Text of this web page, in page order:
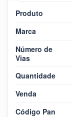
Produto
Marca
Número de
Vias
Quantidade
Venda
Código Pan